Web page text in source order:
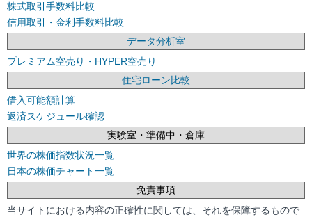
株式取引手数料比較
信用取引・金利手数料比較
データ分析室
プレミアム空売り・HYPER空売り
住宅ローン比較
借入可能額計算
返済スケジュール確認
実験室・準備中・倉庫
世界の株価指数状況一覧
日本の株価チャート一覧
免責事項
当サイトにおける内容の正確性に関しては、それを保障するもので